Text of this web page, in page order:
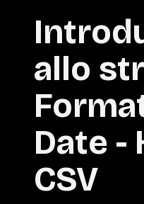
allo
Date -
CSV